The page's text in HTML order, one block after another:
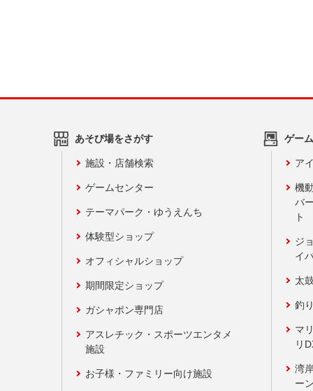
あそび場をさがす
施設・店舗検索
ゲームセンター
テーマパーク・ゆうえんち
体験型ショップ
オフィシャルショップ
期間限定ショップ
ガシャポン専門店
アスレチック・スポーツエンタメ
施設
お子様・ファミリー向け施設
ゲー
ア
機
バ
ト
ジ
イ
太
釣
マ
リ
湾
ー